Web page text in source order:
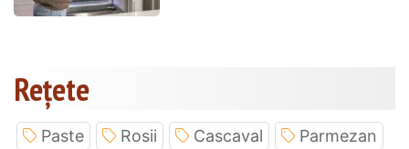
Rețete
Paste Rosii Cascaval
Parmezan